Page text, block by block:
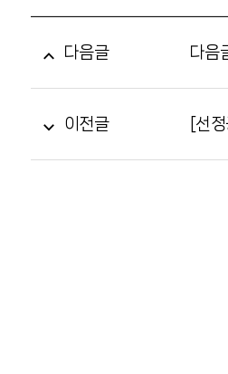
다음글 다음
이전글 [선